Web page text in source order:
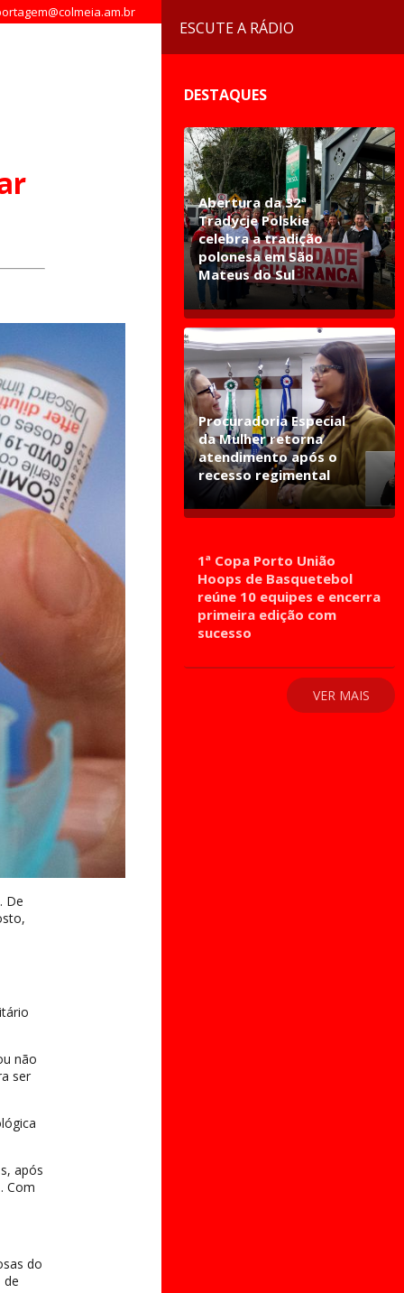
De
não
ser
após
Com
do
de
ESCUTE A RÁDIO
DESTAQUES
Abertura da 32ª
Tradycje Polskie
celebra a tradição
polonesa em São
Mateus do Sul
Procuradoria Especial
da Mulher retorna
atendimento após o
recesso regimental
1ª Copa Porto União
Hoops de Basquetebol
reúne 10 equipes e encerra
primeira edição com
sucesso
VER MAIS